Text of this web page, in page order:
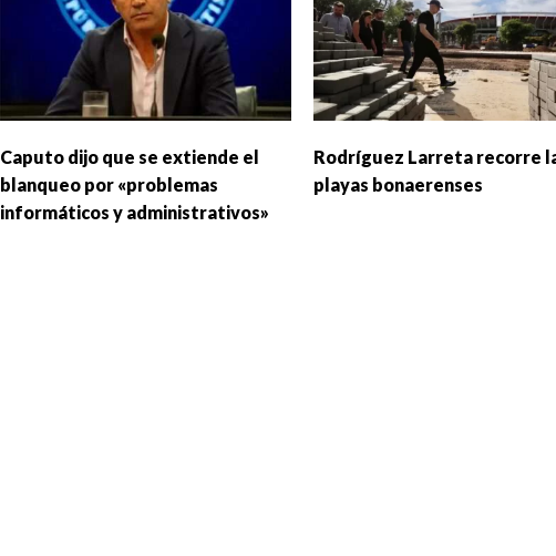
Caputo dijo que se extiende el
blanqueo por «problemas
informáticos y administrativos»
Rodríguez Larreta recorre
playas bonaerenses